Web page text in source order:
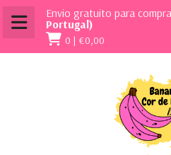
Envio gratuito para
Portugal)
0 | €0,00